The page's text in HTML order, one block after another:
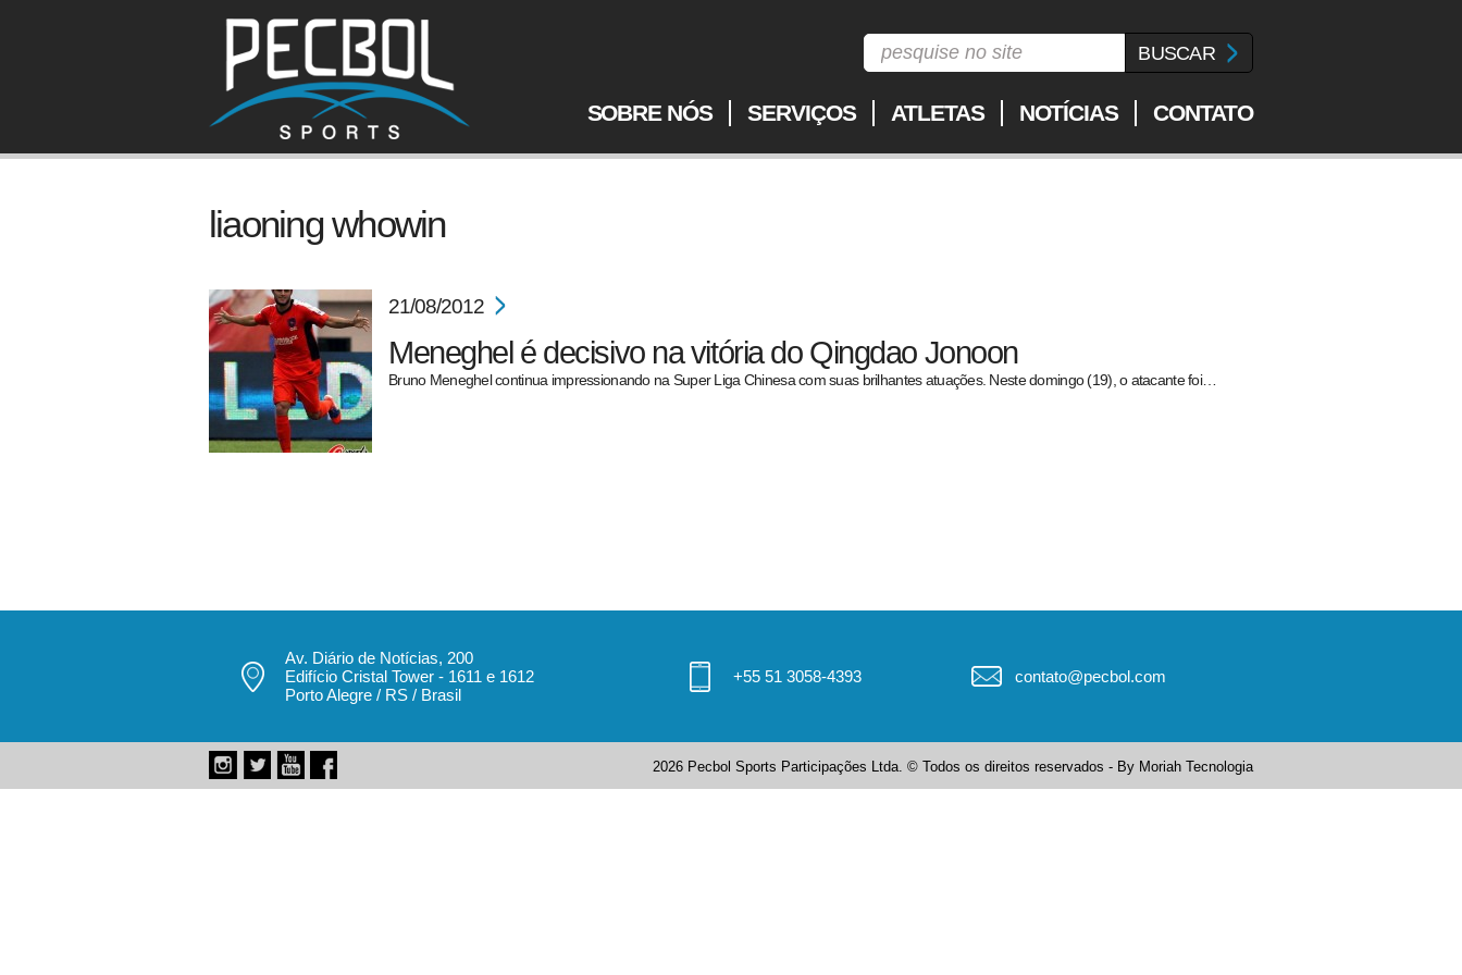
pecbol.com
SOBRE NÓS SERVIÇOS ATLETAS NOTÍCIAS CONTATO
liaoning whowin
21/08/2012
Meneghel é decisivo na vitória do Qingdao Jonoon
Bruno Meneghel continua impressionando na Super Liga Chinesa com suas brilhantes atuações. Neste domingo (19), o atacante foi…
Av. Diário de Notícias, 200
Edifício Cristal Tower - 1611 e 1612
Porto Alegre / RS / Brasil
+55 51 3058-4393 contato@pecbol.com
2026 Pecbol Sports Participações Ltda. © Todos os direitos reservados - By Moriah Tecnologia